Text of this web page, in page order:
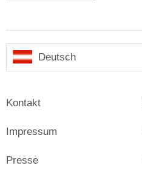
Deutsch
Kontakt
Impressum
Presse